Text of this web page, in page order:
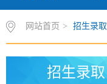
网站首页 > 招生录取
招生录取